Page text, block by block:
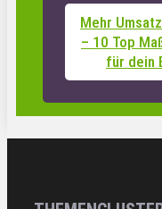
Mehr
– 10 Top
für dein